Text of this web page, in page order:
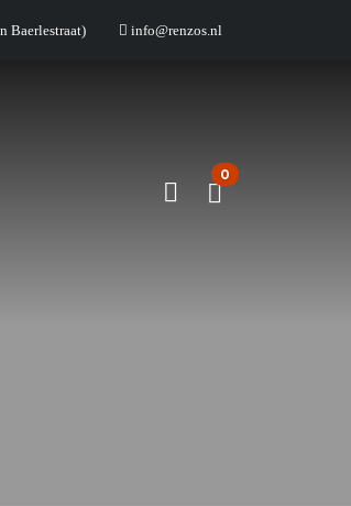
info@renzos.nl
Baerlestraat)
0